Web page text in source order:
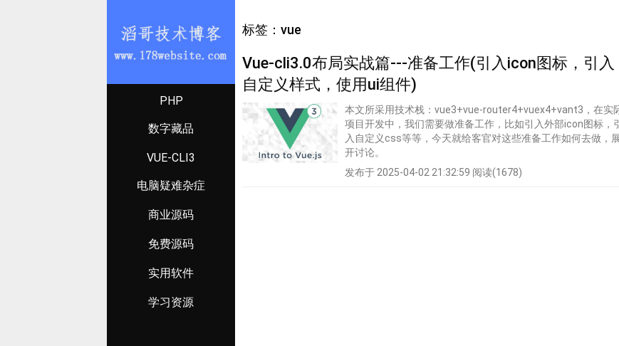
PHP
数字藏品
VUE-CLI3
电脑疑难杂症
商业源码
免费源码
实用软件
学习资源
标签：vue
Vue-cli3.0布局实战篇---准备工作(引入icon图标，引入
自定义样式，使用ui组件)
本文所采用技术栈：vue3+vue-router4+vuex4+vant3，在实
项目开发中，我们需要做准备工作，比如引入外部icon图标，引
入自定义css等等，今天就给客官对这些准备工作如何去做，
开讨论。
发布于 2025-04-02 21:32:59 阅读(1678)